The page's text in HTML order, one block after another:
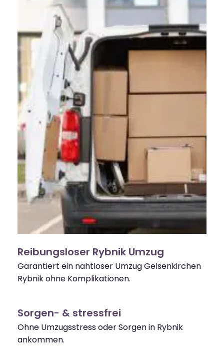
Reibungsloser Rybnik Umzug
Garantiert ein nahtloser Umzug Gelsenkirchen
Rybnik ohne Komplikationen.
Sorgen- & stressfrei
Ohne Umzugsstress oder Sorgen in Rybnik
ankommen.